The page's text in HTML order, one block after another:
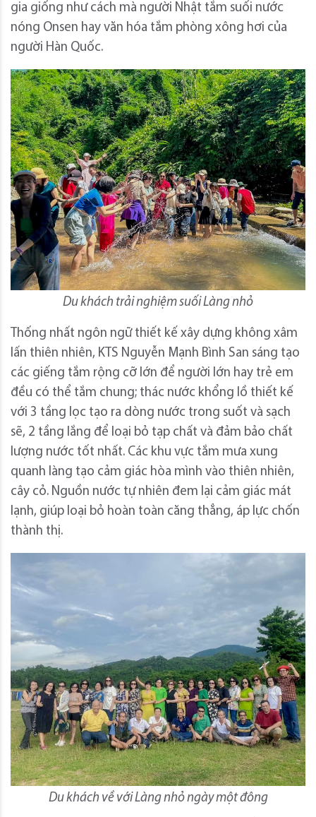
gia giống như cách mà người Nhật tắm suối nước
nóng Onsen hay văn hóa tắm phòng xông hơi của
người Hàn Quốc.
Du khách trải nghiệm suối Làng nhỏ
Thống nhất ngôn ngữ thiết kế xây dựng không xâm
lấn thiên nhiên, KTS Nguyễn Mạnh Bình San sáng tạo
các giếng tắm rộng cỡ lớn để người lớn hay trẻ em
đều có thể tắm chung; thác nước khổng lồ thiết kế
với 3 tầng lọc tạo ra dòng nước trong suốt và sạch
sẽ, 2 tầng lắng để loại bỏ tạp chất và đảm bảo chất
lượng nước tốt nhất. Các khu vực tắm mưa xung
quanh làng tạo cảm giác hòa mình vào thiên nhiên,
cây cỏ. Nguồn nước tự nhiên đem lại cảm giác mát
lạnh, giúp loại bỏ hoàn toàn căng thẳng, áp lực chốn
thành thị.
Du khách về với Làng nhỏ ngày một đông